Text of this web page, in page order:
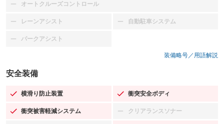
オートクルーズコントロール
：装備なし
レーンアシスト
：装備なし 自動駐車システム
：装備なし
パークアシスト
：装備なし
装備略号／用語解説
安全装備
横滑り防止装置
：装備あり 衝突安全ボディ
：装備あり
衝突被害軽減システム
：装備あり クリアランスソナー
：装備なし